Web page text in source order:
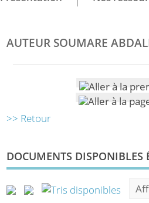
AUTEUR SOUMARE
>> Retour
DOCUMENTS DISPONIBLES